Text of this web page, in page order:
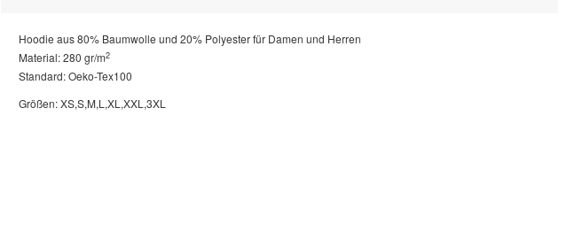
Hoodie aus 80% Baumwolle und 20% Polyester für Damen und Herren
Material: 280 gr/m2
Standard: Oeko-Tex100
Größen: XS,S,M,L,XL,XXL,3XL